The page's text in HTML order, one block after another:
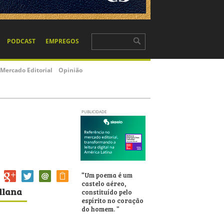
PODCAST EMPREGOS
Mercado Editorial Opinião
PUBLICIDADE
“Um poema é um
castelo aéreo,
constituído pelo
espírito no coração
do homem.”